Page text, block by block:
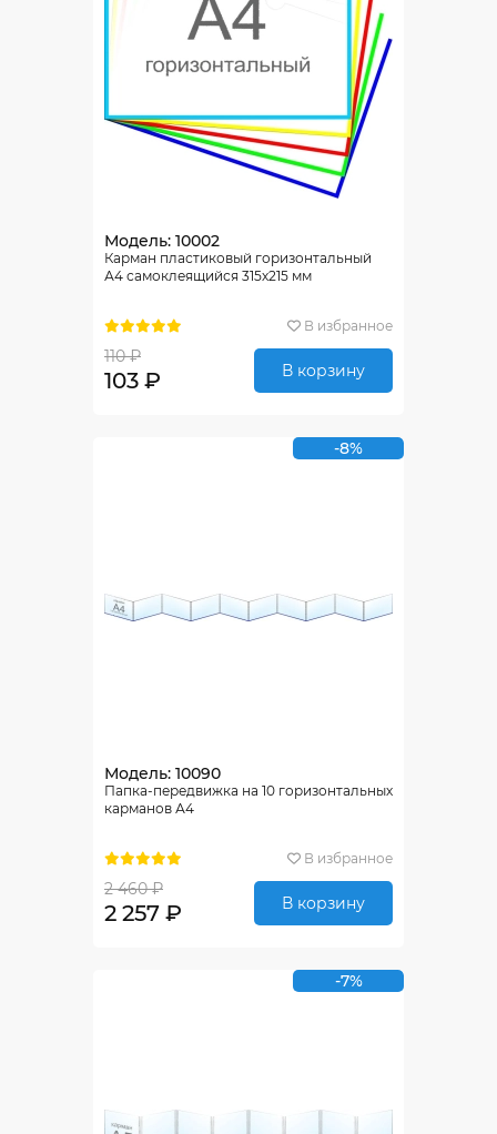
Модель: 10002
Карман пластиковый горизонтальный
А4 самоклеящийся 315х215 мм
В избранное
110 ₽
103 ₽ В корзину
-8%
Модель: 10090
Папка-передвижка на 10 горизонтальных
карманов А4
В избранное
2 460 ₽
2 257 ₽ В корзину
-7%